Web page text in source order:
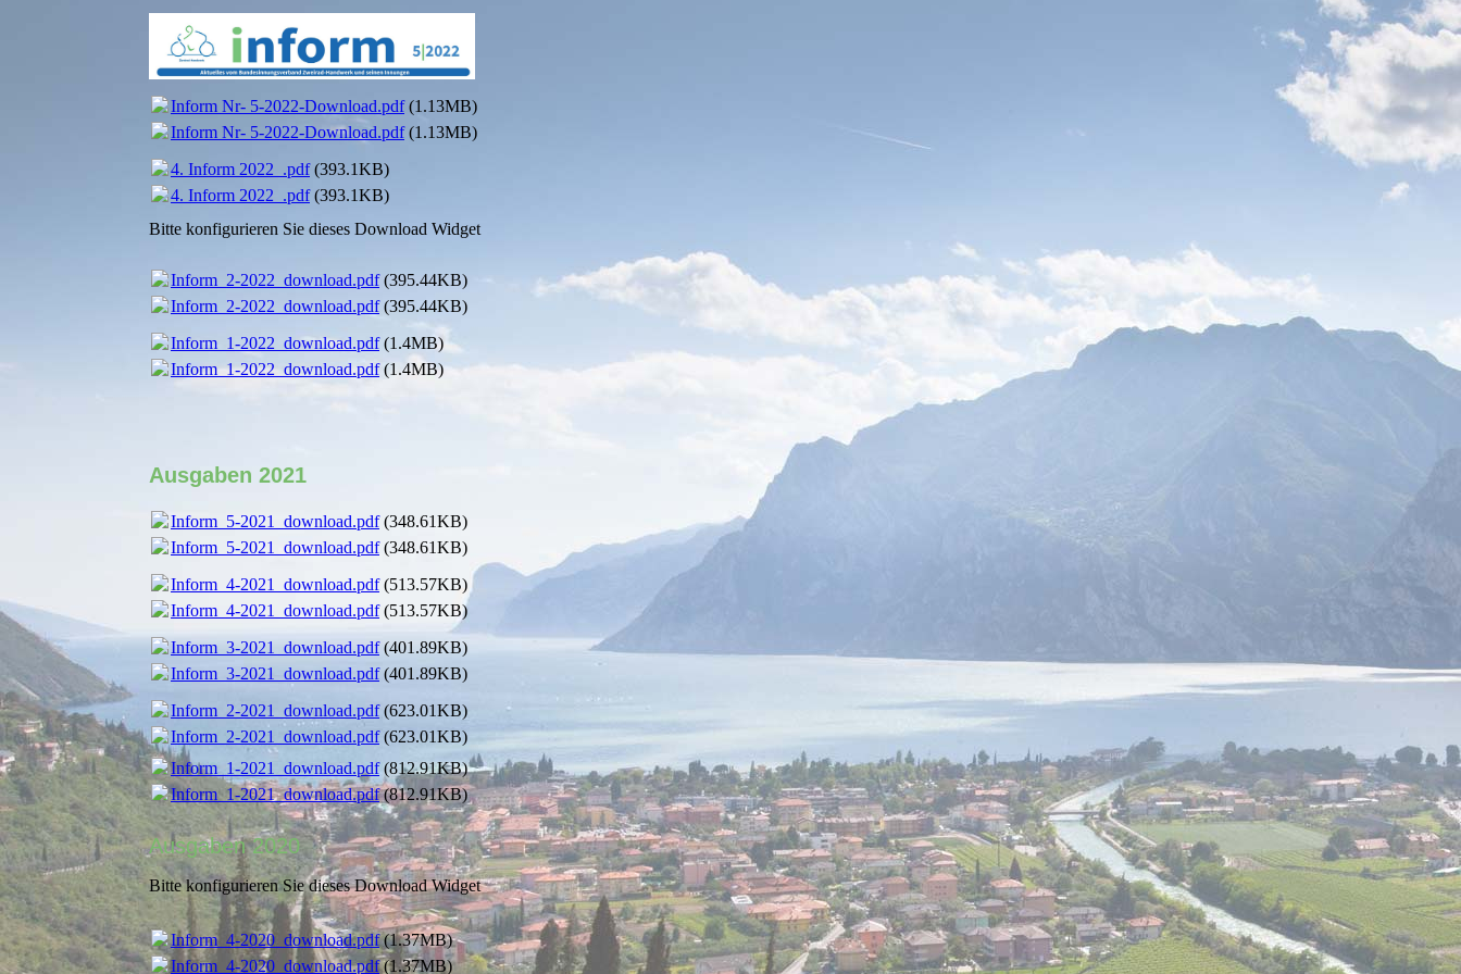
Inform Nr- 5-2022-Download.pdf(1.13MB)
Inform Nr- 5-2022-Download.pdf(1.13MB)
4. Inform 2022_.pdf(393.1KB)
4. Inform 2022_.pdf(393.1KB)
Bitte konfigurieren Sie dieses Download Widget
Inform_2-2022_download.pdf(395.44KB)
Inform_2-2022_download.pdf(395.44KB)
Inform_1-2022_download.pdf(1.4MB)
Inform_1-2022_download.pdf(1.4MB)
Ausgaben 2021
Inform_5-2021_download.pdf(348.61KB)
Inform_5-2021_download.pdf(348.61KB)
Inform_4-2021_download.pdf(513.57KB)
Inform_4-2021_download.pdf(513.57KB)
Inform_3-2021_download.pdf(401.89KB)
Inform_3-2021_download.pdf(401.89KB)
Inform_2-2021_download.pdf(623.01KB)
Inform_2-2021_download.pdf(623.01KB)
Inform_1-2021_download.pdf(812.91KB)
Inform_1-2021_download.pdf(812.91KB)
Ausgaben 2020
Bitte konfigurieren Sie dieses Download Widget
Inform_4-2020_download.pdf(1.37MB)
Inform_4-2020_download.pdf(1.37MB)